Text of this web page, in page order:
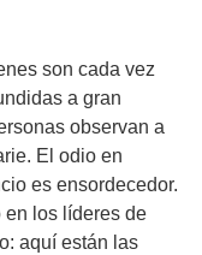
son cada vez
a gran
observan a
El odio en
es ensordecedor.
en los líderes de
aquí están las